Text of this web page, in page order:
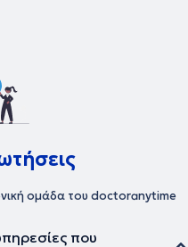
ομάδα του doctoranytime
που